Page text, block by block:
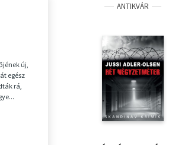
új,
egész
rá,
ANTIKVÁR